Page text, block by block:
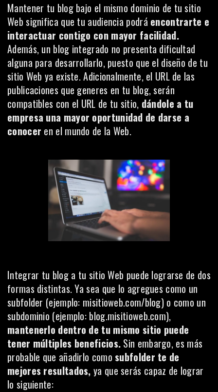
Mantener tu blog bajo el mismo dominio de tu sitio
Web significa que tu audiencia podrá encontrarte e
interactuar contigo con mayor facilidad.
Además, un blog integrado no presenta dificultad
alguna para desarrollarlo, puesto que el diseño de tu
sitio Web ya existe. Adicionalmente, el URL de las
publicaciones que generes en tu blog, serán
compatibles con el URL de tu sitio, dándole a tu
empresa una mayor oportunidad de darse a
conocer en el mundo de la Web.
Integrar tu blog a tu sitio Web puede lograrse de dos
formas distintas. Ya sea que lo agregues como un
subfolder (ejemplo: misitioweb.com/blog) o como un
subdominio (ejemplo: blog.misitioweb.com),
mantenerlo dentro de tu mismo sitio puede
tener múltiples beneficios. Sin embargo, es más
probable que añadirlo como subfolder te de
mejores resultados,ya que serás capaz de lograr
lo siguiente: